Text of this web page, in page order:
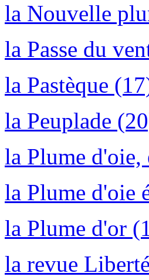
la Nouvelle
la Passe du
la Pastèque
la Peuplade
la Plume
la Plume d'oie
la Plume d'or
la revue